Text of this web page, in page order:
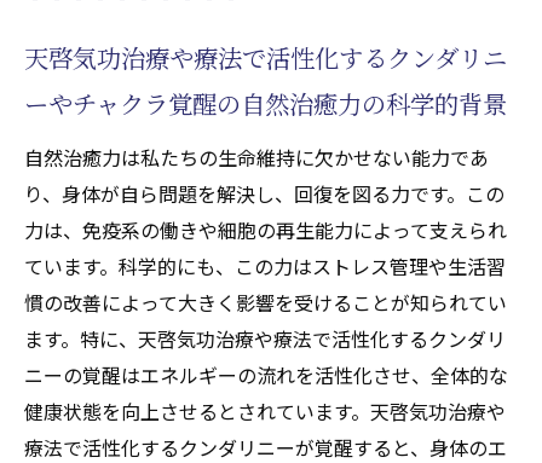
天啓気功治療や療法で活性化するクンダリニ
ーやチャクラ覚醒の自然治癒力の科学的背景
自然治癒力は私たちの生命維持に欠かせない能力であ
り、身体が自ら問題を解決し、回復を図る力です。この
力は、免疫系の働きや細胞の再生能力によって支えられ
ています。科学的にも、この力はストレス管理や生活習
慣の改善によって大きく影響を受けることが知られてい
ます。特に、天啓気功治療や療法で活性化するクンダリ
ニーの覚醒はエネルギーの流れを活性化させ、全体的な
健康状態を向上させるとされています。天啓気功治療や
療法で活性化するクンダリニーが覚醒すると、身体のエ